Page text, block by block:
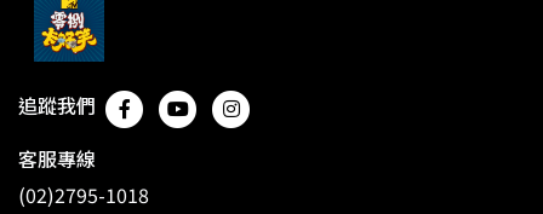
追蹤我們
客服專線
(02)2795-1018